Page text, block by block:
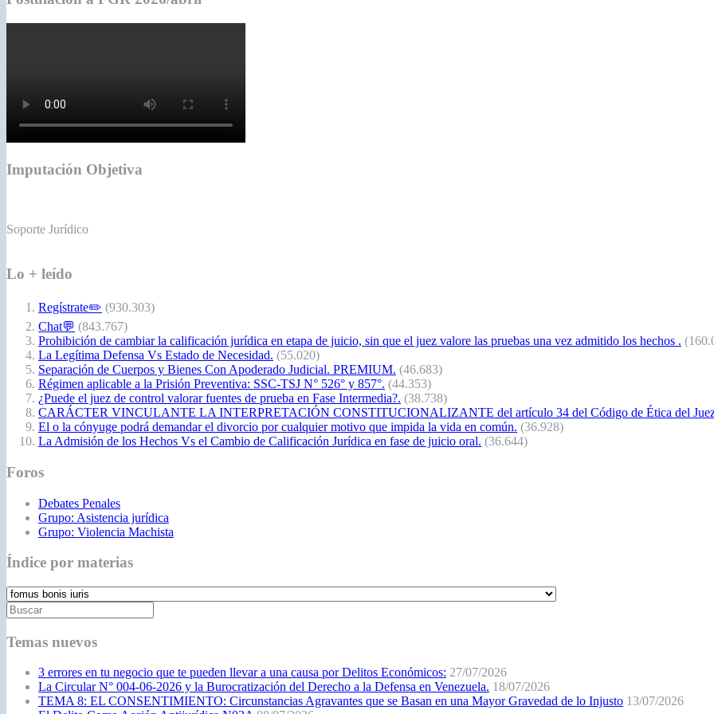
Imputación Objetiva
Soporte Jurídico
Lo + leído
Regístrate✏️ (930.303)
Chat💬 (843.767)
Prohibición de cambiar la calificación jurídica en etapa de juicio, sin que el juez valore las pruebas una vez admitido los hechos .
La Legítima Defensa Vs Estado de Necesidad. (55.020)
Separación de Cuerpos y Bienes Con Apoderado Judicial. PREMIUM. (46.683)
Régimen aplicable a la Prisión Preventiva: SSC-TSJ N° 526° y 857°. (44.353)
¿Puede el juez de control valorar fuentes de prueba en Fase Intermedia?. (38.738)
CARÁCTER VINCULANTE LA INTERPRETACIÓN CONSTITUCIONALIZANTE del artículo 34 del Código de Ética del Juez
El o la cónyuge podrá demandar el divorcio por cualquier motivo que impida la vida en común. (36.928)
La Admisión de los Hechos Vs el Cambio de Calificación Jurídica en fase de juicio oral. (36.644)
Foros
Debates Penales
Grupo: Asistencia jurídica
Grupo: Violencia Machista
Índice por materias
Temas nuevos
3 errores en tu negocio que te pueden llevar a una causa por Delitos Económicos: 27/07/2026
La Circular N° 004-06-2026 y la Burocratización del Derecho a la Defensa en Venezuela. 18/07/2026
TEMA 8: EL CONSENTIMIENTO: Circunstancias Agravantes que se Basan en una Mayor Gravedad de lo Injusto 13/07/2026